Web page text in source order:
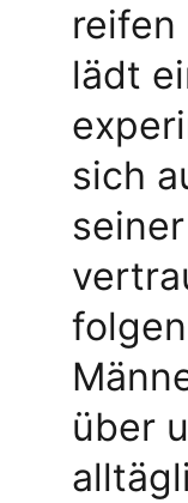
reifen
lädt
sich
über